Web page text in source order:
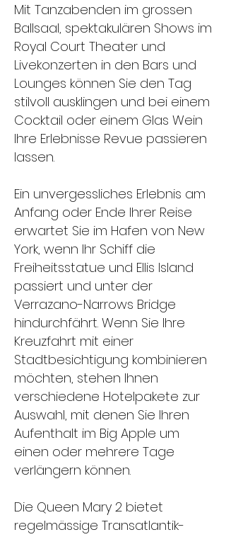
Mit Tanzabenden im grossen
Ballsaal, spektakulären Shows im
Royal Court Theater und
Livekonzerten in den Bars und
Lounges können Sie den Tag
stilvoll ausklingen und bei einem
Cocktail oder einem Glas Wein
Ihre Erlebnisse Revue passieren
lassen.
Ein unvergessliches Erlebnis am
Anfang oder Ende Ihrer Reise
erwartet Sie im Hafen von New
York, wenn Ihr Schiff die
Freiheitsstatue und Ellis Island
passiert und unter der
Verrazano-Narrows Bridge
hindurchfährt. Wenn Sie Ihre
Kreuzfahrt mit einer
Stadtbesichtigung kombinieren
möchten, stehen Ihnen
verschiedene Hotelpakete zur
Auswahl, mit denen Sie Ihren
Aufenthalt im Big Apple um
einen oder mehrere Tage
verlängern können.
Die Queen Mary 2 bietet
regelmässige Transatlantik-